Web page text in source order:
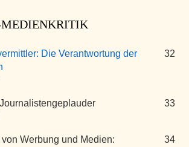
MEDIENKRITIK
Die Verantwortung der
32
33
Werbung und Medien:
34